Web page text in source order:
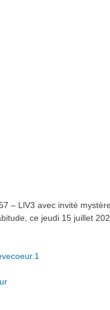
– LlV3 avec invité
ce jeudi 15 juillet